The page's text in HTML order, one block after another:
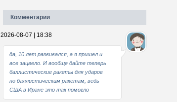
Комментарии
2026-08-07 | 18:38
да, 10 лет развивался, а я пришел и
все зацвело. И вообще дайте теперь
баллистические ракеты для ударов
по баллистическим ракетам, ведь
США в Иране это так помогло